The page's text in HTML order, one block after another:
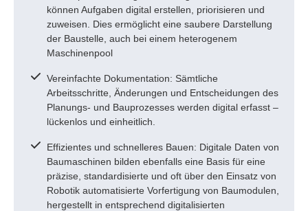
können Aufgaben digital erstellen, priorisieren und
zuweisen. Dies ermöglicht eine saubere Darstellung
der Baustelle, auch bei einem heterogenem
Maschinenpool
Vereinfachte Dokumentation: Sämtliche
Arbeitsschritte, Änderungen und Entscheidungen des
Planungs- und Bauprozesses werden digital erfasst –
lückenlos und einheitlich.
Effizientes und schnelleres Bauen: Digitale Daten von
Baumaschinen bilden ebenfalls eine Basis für eine
präzise, standardisierte und oft über den Einsatz von
Robotik automatisierte Vorfertigung von Baumodulen,
hergestellt in entsprechend digitalisierten